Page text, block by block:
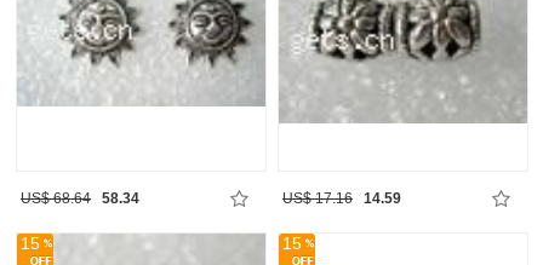
US$ 68.64 58.34 US$ 17.16 14.59
15 15